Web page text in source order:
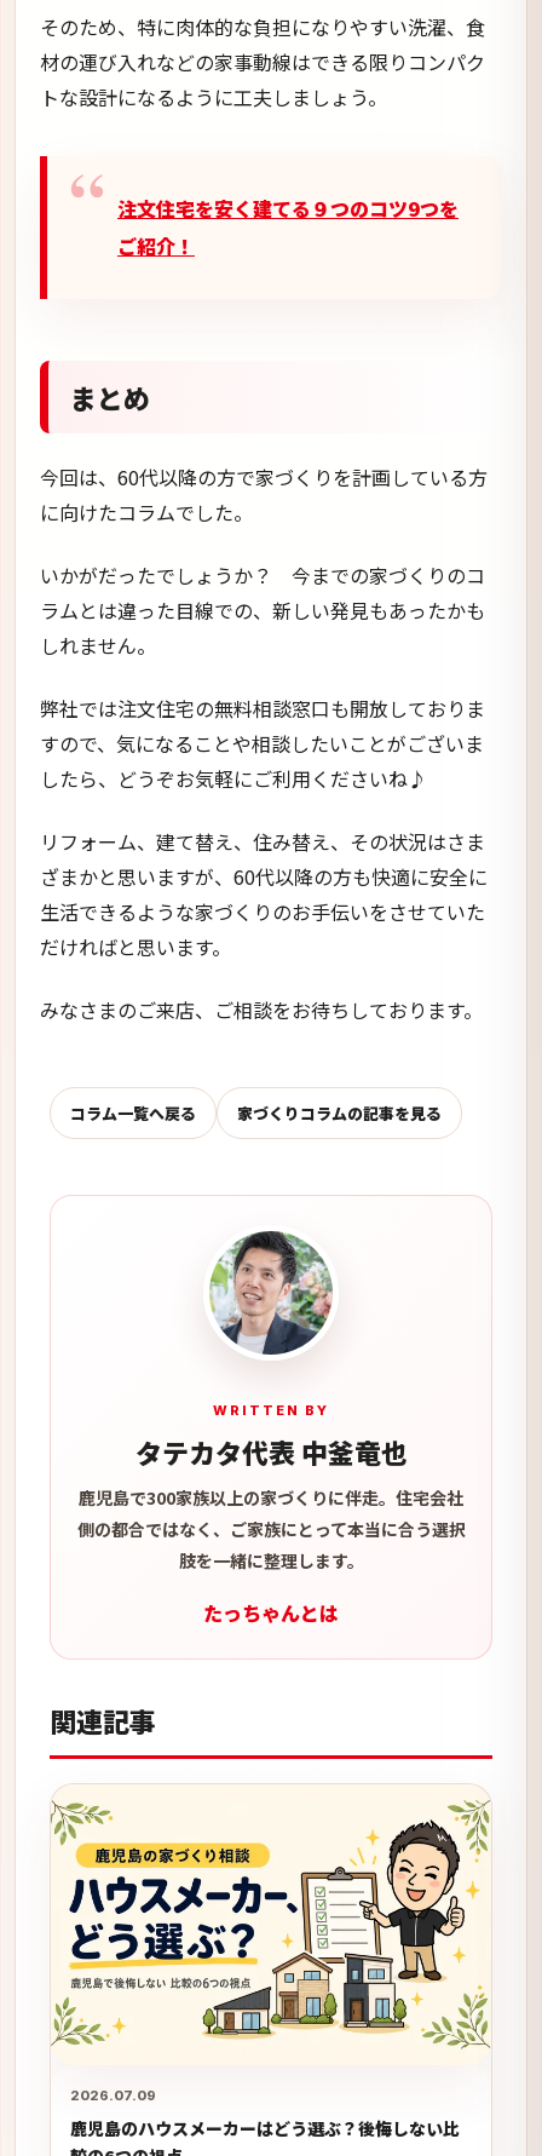
そのため、特に肉体的な負担になりやすい洗濯、食
材の運び入れなどの家事動線はできる限りコンパク
トな設計になるように工夫しましょう。
注文住宅を安く建てる９つのコツ9つを
ご紹介！
まとめ
今回は、60代以降の方で家づくりを計画している方
に向けたコラムでした。
いかがだったでしょうか？ 今までの家づくりのコ
ラムとは違った目線での、新しい発見もあったかも
しれません。
弊社では注文住宅の無料相談窓口も開放しておりま
すので、気になることや相談したいことがございま
したら、どうぞお気軽にご利用くださいね♪
リフォーム、建て替え、住み替え、その状況はさま
ざまかと思いますが、60代以降の方も快適に安全に
生活できるような家づくりのお手伝いをさせていた
だければと思います。
みなさまのご来店、ご相談をお待ちしております。
コラム一覧へ戻る 家づくりコラムの記事を見る
WRITTEN BY
タテカタ代表 中釜竜也
鹿児島で300家族以上の家づくりに伴走。住宅会社
側の都合ではなく、ご家族にとって本当に合う選択
肢を一緒に整理します。
たっちゃんとは
関連記事
2026.07.09
鹿児島のハウスメーカーはどう選ぶ？後悔しない比